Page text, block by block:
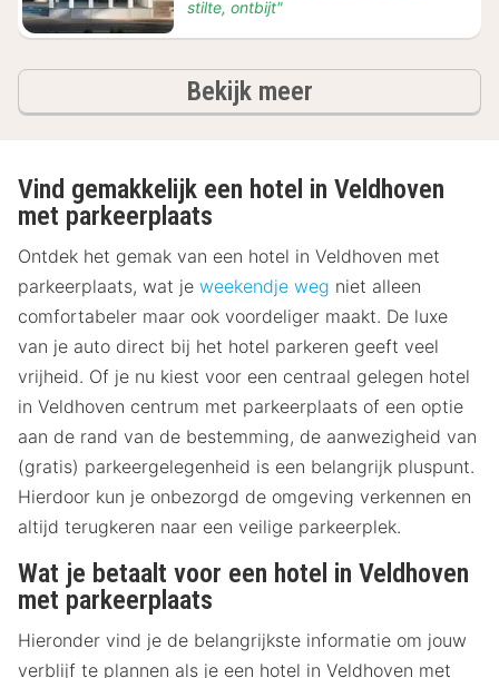
stilte, ontbijt"
Bekijk meerhotels
Vind gemakkelijk een hotel in Veldhoven
met parkeerplaats
Ontdek het gemak van een hotel in Veldhoven met
parkeerplaats, wat je weekendje weg niet alleen
comfortabeler maar ook voordeliger maakt. De luxe
van je auto direct bij het hotel parkeren geeft veel
vrijheid. Of je nu kiest voor een centraal gelegen hotel
in Veldhoven centrum met parkeerplaats of een optie
aan de rand van de bestemming, de aanwezigheid van
(gratis) parkeergelegenheid is een belangrijk pluspunt.
Hierdoor kun je onbezorgd de omgeving verkennen en
altijd terugkeren naar een veilige parkeerplek.
Wat je betaalt voor een hotel in Veldhoven
met parkeerplaats
Hieronder vind je de belangrijkste informatie om jouw
verblijf te plannen als je een hotel in Veldhoven met